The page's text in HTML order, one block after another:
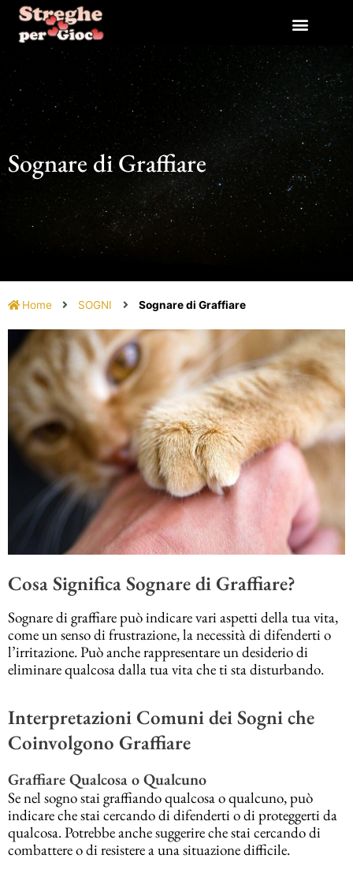
contenuto
Sognare di Graffiare
Home SOGNI Sognare di Graffiare
Cosa Significa Sognare di Graffiare?
Sognare di graffiare può indicare vari aspetti della tua vita,
come un senso di frustrazione, la necessità di difenderti o
l’irritazione. Può anche rappresentare un desiderio di
eliminare qualcosa dalla tua vita che ti sta disturbando.
Interpretazioni Comuni dei Sogni che
Coinvolgono Graffiare
Graffiare Qualcosa o Qualcuno
Se nel sogno stai graffiando qualcosa o qualcuno, può
indicare che stai cercando di difenderti o di proteggerti da
qualcosa. Potrebbe anche suggerire che stai cercando di
combattere o di resistere a una situazione difficile.